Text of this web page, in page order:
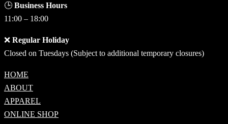
🕒 Business Hours
11:00 – 18:00
❌ Regular Holiday
Closed on Tuesdays (Subject to additional temporary closures)
HOME
ABOUT
APPAREL
ONLINE SHOP